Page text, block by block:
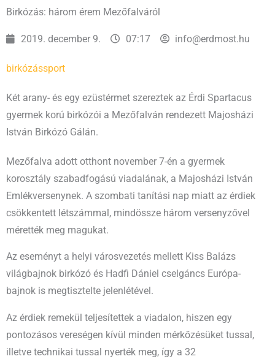
Birkózás: három érem Mezőfalváról
2019. december 9. 07:17 info@erdmost.hu
birkózássport
Két arany- és egy ezüstérmet szereztek az Érdi Spartacus
gyermek korú birkózói a Mezőfalván rendezett Majosházi
István Birkózó Gálán.
Mezőfalva adott otthont november 7-én a gyermek
korosztály szabadfogású viadalának, a Majosházi István
Emlékversenynek. A szombati tanítási nap miatt az érdiek
csökkentett létszámmal, mindössze három versenyzővel
mérették meg magukat.
Az eseményt a helyi városvezetés mellett Kiss Balázs
világbajnok birkózó és Hadfi Dániel cselgáncs Európa-
bajnok is megtisztelte jelenlétével.
Az érdiek remekül teljesítettek a viadalon, hiszen egy
pontozásos vereségen kívül minden mérkőzésüket tussal,
illetve technikai tussal nyerték meg, így a 32